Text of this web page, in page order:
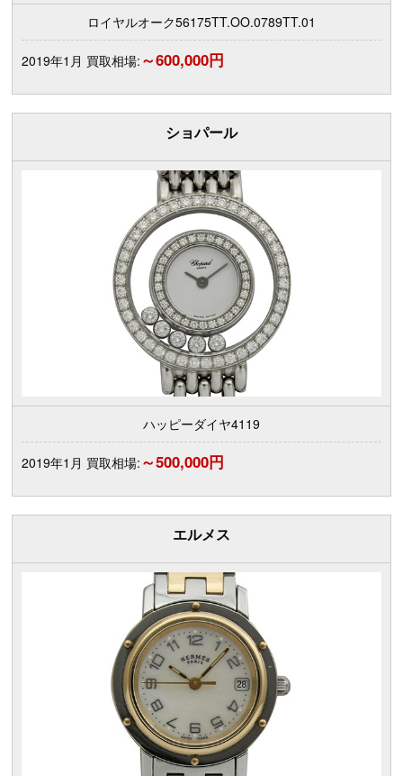
ロイヤルオーク56175TT.OO.0789TT.01
2019年1月 買取相場: ～600,000円
ショパール
ハッピーダイヤ4119
2019年1月 買取相場: ～500,000円
エルメス